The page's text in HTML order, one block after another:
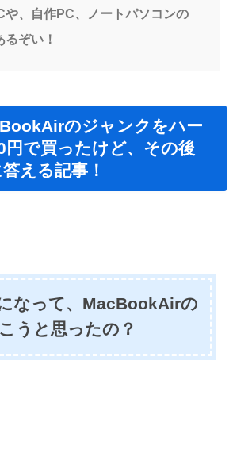
や、自作PC、ノートパソコンの
るぞい！
のジャンクをハー
円で買ったけど、その後
える記事！
なって、MacBookAirの
うと思ったの？